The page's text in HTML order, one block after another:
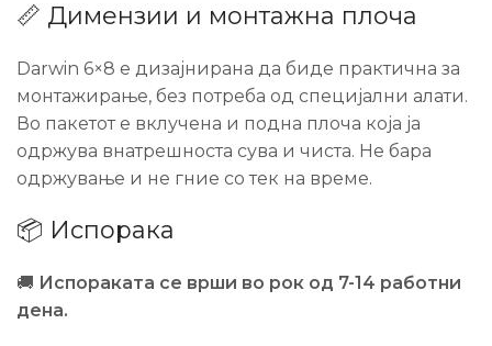
📏 Димензии и монтажна плоча
Darwin 6×8 е дизајнирана да биде практична за
монтажирање, без потреба од специјални алати.
Во пакетот е вклучена и подна плоча која ја
одржува внатрешноста сува и чиста. Не бара
одржување и не гние со тек на време.
📦 Испорака
🚚 Испораката се врши во рок од 7-14 работни
дена.